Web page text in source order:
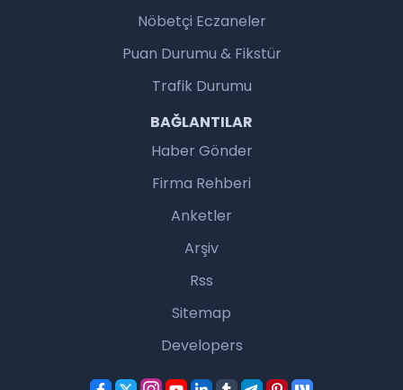
Nöbetçi Eczaneler
Puan Durumu & Fikstür
Trafik Durumu
BAĞLANTILAR
Haber Gönder
Firma Rehberi
Anketler
Arşiv
Rss
Sitemap
Developers